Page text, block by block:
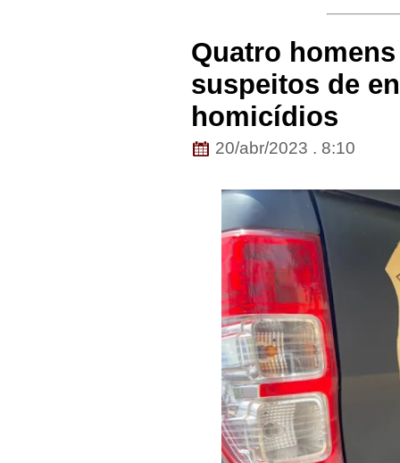
Quatro
suspeitos de
homicídios
20/abr/2023 . 8:10